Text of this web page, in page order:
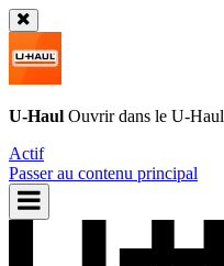
U-Haul Ouvrir dans le U-Haul
Actif
Passer au contenu principal